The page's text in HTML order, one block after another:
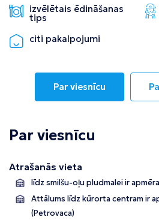
izvēlētais ēdināšanas
tips
citi pakalpojumi
Par viesnīcu
Par viesnīcu
Atrašanās vieta
līdz smilšu-oļu pludmalei ir
Attālums līdz kūrorta centram ir
(Petrovaca)